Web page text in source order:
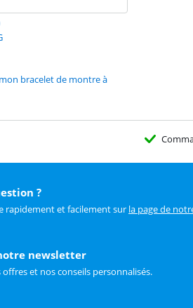
bracelet de montre à
?
rapidement et facilement sur la page de
newsletter
offres et nos conseils personnalisés.